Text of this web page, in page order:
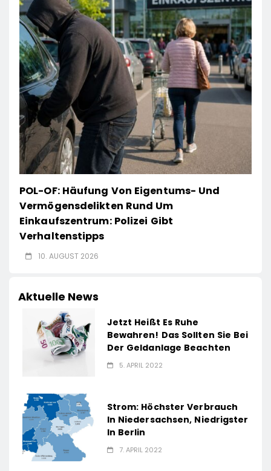
POL-OF: Häufung Von Eigentums- Und
Vermögensdelikten Rund Um
Einkaufszentrum: Polizei Gibt
Verhaltenstipps
10. AUGUST 2026
Aktuelle News
Jetzt Heißt Es Ruhe
Bewahren! Das Sollten Sie Bei
Der Geldanlage Beachten
5. APRIL 2022
Strom: Höchster Verbrauch
In Niedersachsen, Niedrigster
In Berlin
7. APRIL 2022